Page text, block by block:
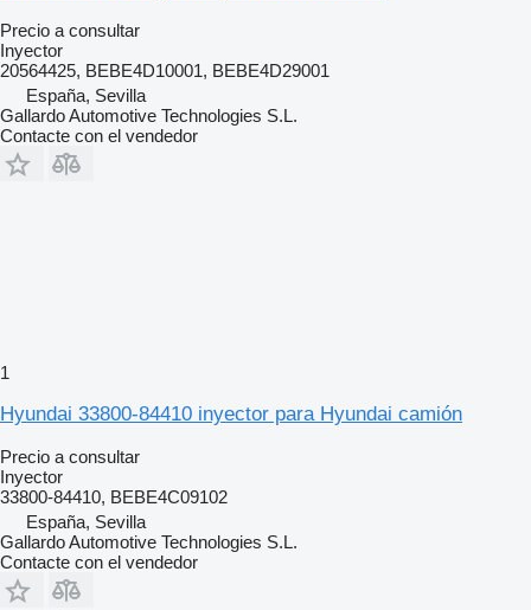
Precio a consultar
Inyector
20564425, BEBE4D10001, BEBE4D29001
España, Sevilla
Gallardo Automotive Technologies S.L.
Contacte con el vendedor
1
Hyundai 33800-84410 inyector para Hyundai camión
Precio a consultar
Inyector
33800-84410, BEBE4C09102
España, Sevilla
Gallardo Automotive Technologies S.L.
Contacte con el vendedor